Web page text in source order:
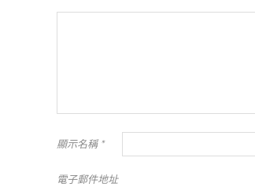
顯示名稱*
電子郵件地址